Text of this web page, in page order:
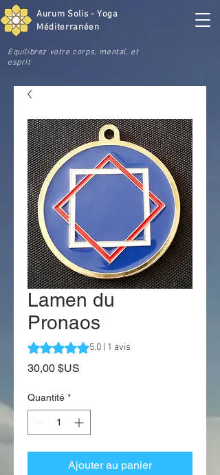
Aurum Solis - Yoga
Méditerranéen
Equilibrez votre corps, mental, et
esprit
Lamen du
Pronaos
La note est de 5.0 sur cinq étoiles selon
5.0 | 1 avis
30,00 $US
Quantité *
Ajouter au panier